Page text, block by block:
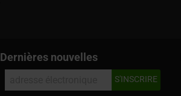
Dernières nouvelles